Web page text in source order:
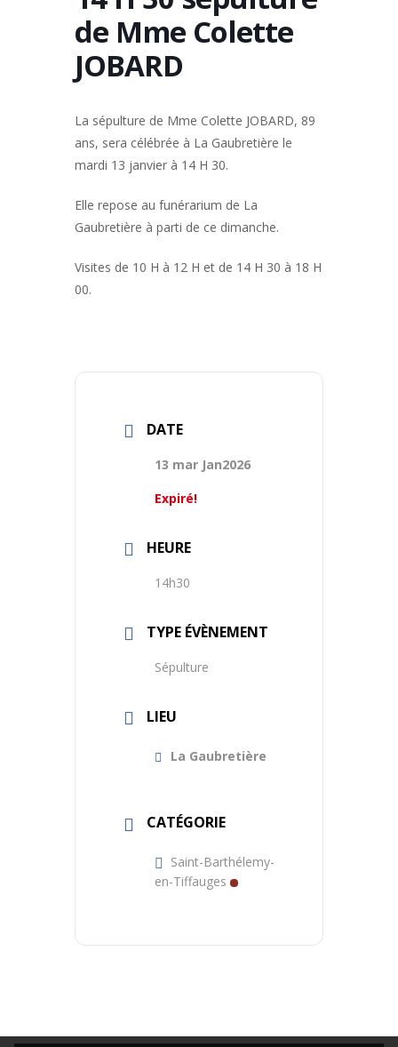
de Mme Colette
JOBARD
La sépulture de Mme Colette JOBARD, 89
ans, sera célébrée à La Gaubretière le
mardi 13 janvier à 14 H 30.
Elle repose au funérarium de La
Gaubretière à parti de ce dimanche.
Visites de 10 H à 12 H et de 14 H 30 à 18 H
00.
DATE
13 mar Jan2026
Expiré!
HEURE
14h30
TYPE ÉVÈNEMENT
Sépulture
LIEU
La Gaubretière
CATÉGORIE
Saint-Barthélemy-
en-Tiffauges